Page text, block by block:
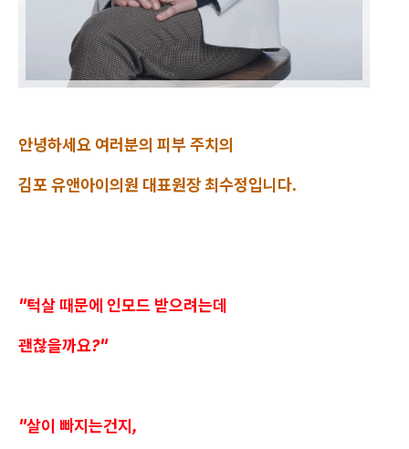
안녕하세요 여러분의 피부 주치의
김포 유앤아이의원 대표원장 최수정입니다.
"턱살 때문에 인모드 받으려는데
괜찮을까요?"
"살이 빠지는건지,